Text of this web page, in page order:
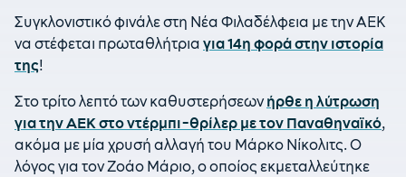
Συγκλονιστικό φινάλε στη Νέα Φιλαδέλφεια με την ΑΕΚ
να στέφεται πρωταθλήτρια για 14η φορά στην ιστορία
της!
Στο τρίτο λεπτό των καθυστερήσεωνήρθε η λύτρωση
για την ΑΕΚ στο ντέρμπι-θρίλερ με τον Παναθηναϊκό,
ακόμα με μία χρυσή αλλαγή του Μάρκο Νίκολιτς. Ο
λόγος για τον Ζοάο Μάριο, ο οποίος εκμεταλλεύτηκε